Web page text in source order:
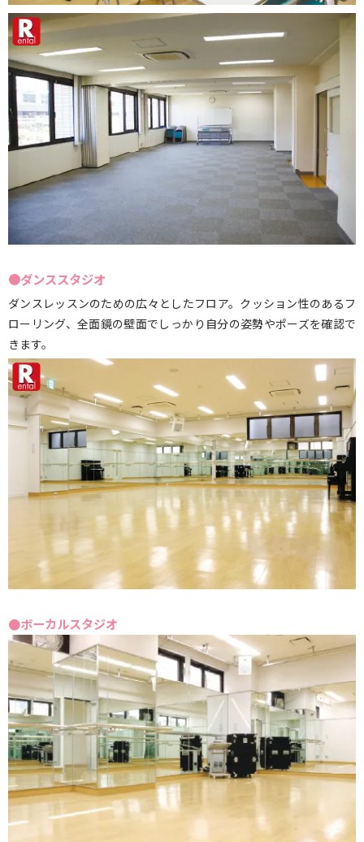
●ダンススタジオ
ダンスレッスンのための広々としたフロア。クッション性のあるフ
ローリング、全面鏡の壁面でしっかり自分の姿勢やポーズを確認で
きます。
●ボーカルスタジオ